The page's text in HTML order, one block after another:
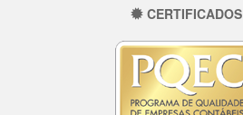
CERTIFICADOS